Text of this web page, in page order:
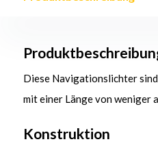
Diese Navigationslichter
mit einer Länge von weniger
Konstruktion